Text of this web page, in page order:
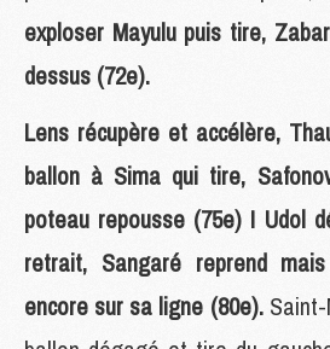
exploser Mayulu puis tire,
dessus (72e).
Lens récupère et accélère,
ballon à Sima qui tire,
poteau repousse (75e) ! Udol
retrait, Sangaré reprend
encore sur sa ligne (80e).